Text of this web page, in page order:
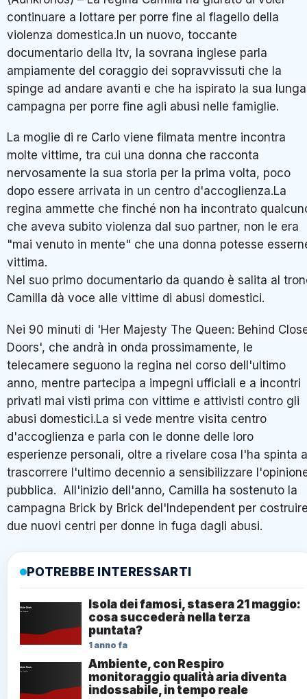
continuare a lottare per porre fine al flagello della
violenza domestica.In un nuovo, toccante
documentario della Itv, la sovrana inglese parla
ampiamente del coraggio dei sopravvissuti che la
spinge ad andare avanti e che ha ispirato la sua lunga
campagna per porre fine agli abusi nelle famiglie.
La moglie di re Carlo viene filmata mentre incontra
molte vittime, tra cui una donna che racconta
nervosamente la sua storia per la prima volta, poco
dopo essere arrivata in un centro d'accoglienza.La
regina ammette che finché non ha incontrato
che aveva subito violenza dal suo partner, non le era
"mai venuto in mente" che una donna potesse
vittima.
Nel suo primo documentario da quando è salita al
Camilla dà voce alle vittime di abusi domestici.
Nei 90 minuti di 'Her Majesty The Queen: Behind
Doors', che andrà in onda prossimamente, le
telecamere seguono la regina nel corso dell'ultimo
anno, mentre partecipa a impegni ufficiali e a incontri
privati mai visti prima con vittime e attivisti contro gli
abusi domestici.La si vede mentre visita centro
d'accoglienza e parla con le donne delle loro
esperienze personali, oltre a rivelare cosa l'ha spinta a
trascorrere l'ultimo decennio a sensibilizzare
pubblica. All'inizio dell'anno, Camilla ha sostenuto la
campagna Brick by Brick del'Independent per
due nuovi centri per donne in fuga dagli abusi.
POTREBBE INTERESSARTI
Isola dei famosi, stasera 21 maggio:
cosa succederà nella terza
puntata?
1 anno fa
Ambiente, con Respiro
monitoraggio qualità aria diventa
indossabile, in tempo reale